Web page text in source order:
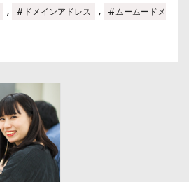
, #ドメインアドレス ,
#ムームードメ